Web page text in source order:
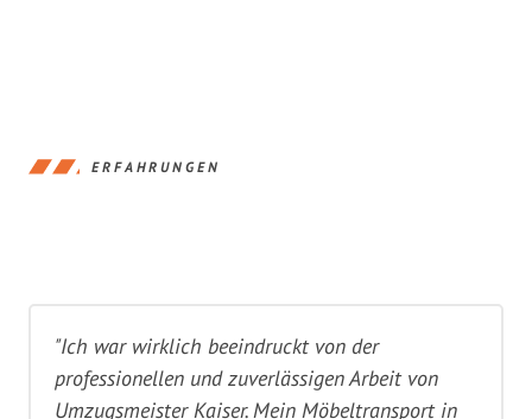
ERFAHRUNGEN
"Ich war wirklich beeindruckt von der
professionellen und zuverlässigen Arbeit von
Umzugsmeister Kaiser. Mein Möbeltransport in